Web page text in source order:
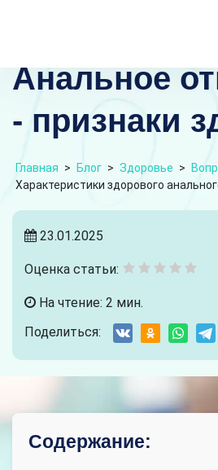
Анальное
- признаки
Главная > Блог > Здоровье >
Характеристики здорового
23.01.2025
Оценка статьи:
На чтение: 2 мин.
Поделиться:
Содержание: